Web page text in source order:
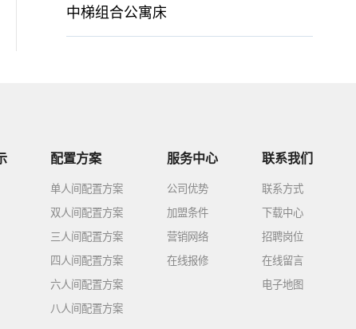
中梯组合公寓床
配置方案
单人间配置方案
双人间配置方案
三人间配置方案
四人间配置方案
六人间配置方案
八人间配置方案
服务中心
公司优势
加盟条件
营销网络
在线报修
联系我们
联系方式
下载中心
招聘岗位
在线留言
电子地图